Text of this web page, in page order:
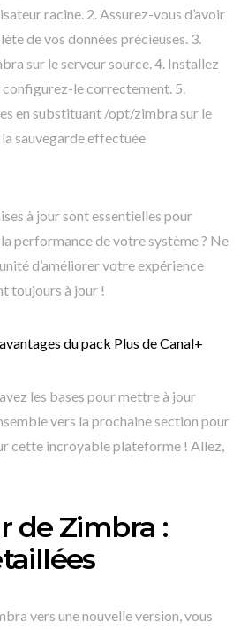
racine. 2. Assurez-vous d’avoir
de vos données précieuses. 3.
sur le serveur source. 4. Installez
configurez-le correctement. 5.
en substituant /opt/zimbra sur le
sauvegarde effectuée
à jour sont essentielles pour
performance de votre système ? Ne
d’améliorer votre expérience
toujours à jour !
du pack Plus de Canal+
les bases pour mettre à jour
vers la prochaine section pour
cette incroyable plateforme ! Allez,
de Zimbra :
vers une nouvelle version, vous